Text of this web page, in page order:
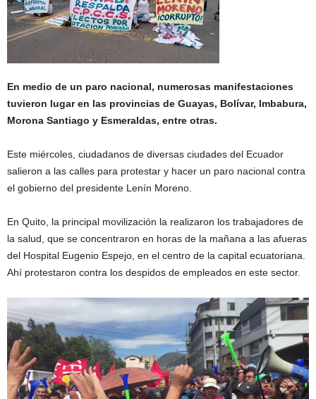
En medio de un paro nacional, numerosas manifestaciones
tuvieron lugar en las provincias de Guayas, Bolívar, Imbabura,
Morona Santiago y Esmeraldas, entre otras.
Este miércoles, ciudadanos de diversas ciudades del Ecuador
salieron a las calles para protestar y hacer un paro nacional contra
el gobierno del presidente Lenín Moreno.
En Quito, la principal movilización la realizaron los trabajadores de
la salud, que se concentraron en horas de la mañana a las afueras
del Hospital Eugenio Espejo, en el centro de la capital ecuatoriana.
Ahí protestaron contra los despidos de empleados en este sector.